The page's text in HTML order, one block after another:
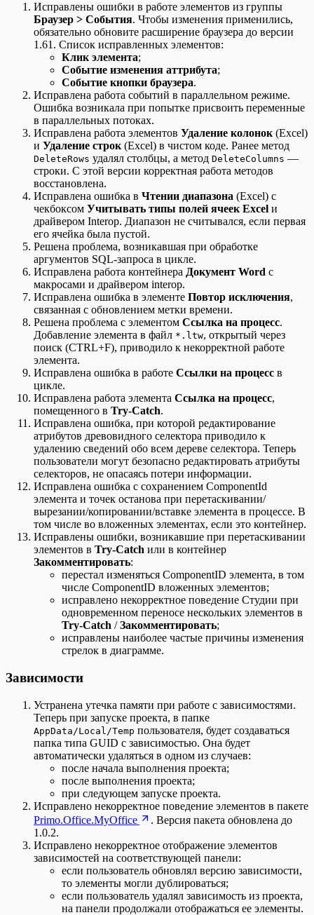
Исправлены ошибки в работе элементов из группы
Браузер > События. Чтобы изменения применились,
обязательно обновите расширение браузера до версии
1.61. Список исправленных элементов:
Клик элемента;
Событие изменения аттрибута;
Событие кнопки браузера.
Исправлена работа событий в параллельном режиме.
Ошибка возникала при попытке присвоить переменные
в параллельных потоках.
Исправлена работа элементов Удаление колонок (Excel)
и Удаление строк (Excel) в чистом коде. Ранее метод
DeleteRows удалял столбцы, а метод DeleteColumns —
строки. С этой версии корректная работа методов
восстановлена.
Исправлена ошибка в Чтении диапазона (Excel) с
чекбоксом Учитывать типы полей ячеек Excel и
драйвером Interop. Диапазон не считывался, если первая
его ячейка была пустой.
Решена проблема, возникавшая при обработке
аргументов SQL-запроса в цикле.
Исправлена работа контейнера Документ Word с
макросами и драйвером interop.
Исправлена ошибка в элементе Повтор исключения,
связанная с обновлением метки времени.
Решена проблема с элементом Ссылка на процесс.
Добавление элемента в файл *.ltw, открытый через
поиск (CTRL+F), приводило к некорректной работе
элемента.
Исправлена ошибка в работе Ссылки на процесс в
цикле.
Исправлена работа элемента Ссылка на процесс,
помещенного в Try-Catch.
Исправлена ошибка, при которой редактирование
атрибутов древовидного селектора приводило к
удалению сведений обо всем дереве селектора. Теперь
пользователи могут безопасно редактировать атрибуты
селекторов, не опасаясь потери информации.
Исправлена ошибка с сохранением ComponentId
элемента и точек останова при перетаскивании/
вырезании/копировании/вставке элемента в процессе. В
том числе во вложенных элементах, если это контейнер.
Исправлены ошибки, возникавшие при перетаскивании
элементов в Try-Catch или в контейнер
Закомментировать:
перестал изменяться ComponentID элемента, в том
числе ComponentID вложенных элементов;
исправлено некорректное поведение Студии при
одновременном переносе нескольких элементов в
Try-Catch /Закомментировать;
исправлены наиболее частые причины изменения
стрелок в диаграмме.
Зависимости
Устранена утечка памяти при работе с зависимостями.
Теперь при запуске проекта, в папке
AppData/Local/Temp пользователя, будет создаваться
папка типа GUID с зависимостью. Она будет
автоматически удаляться в одном из случаев:
после начала выполнения проекта;
после выполнения проекта;
при следующем запуске проекта.
Исправлено некорректное поведение элементов в пакете
Primo.Office.MyOffice
. Версия пакета обновлена до
1.0.2.
Исправлено некорректное отображение элементов
зависимостей на соответствующей панели:
если пользователь обновлял версию зависимости,
то элементы могли дублироваться;
если пользователь удалял зависимость из проекта,
на панели продолжали отображаться ее элементы.